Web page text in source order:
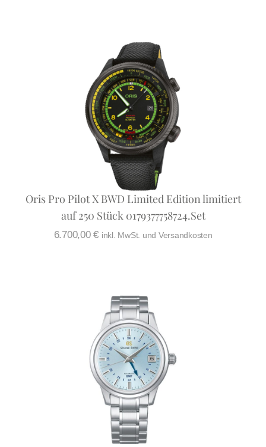
Oris Pro Pilot X BWD Limited Edition limitiert
auf 250 Stück 0179377758724.Set
6.700,00€ inkl. MwSt. und Versandkosten